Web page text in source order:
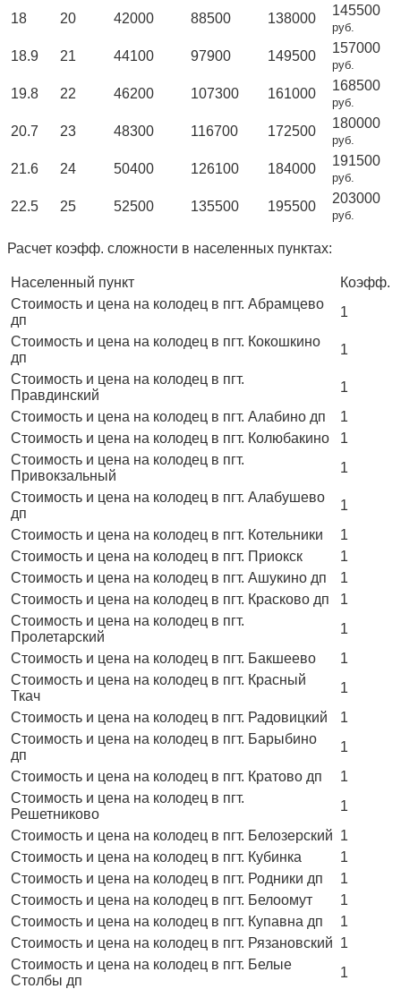
18 20 42000 88500 138000
145500
руб.
18.9 21 44100 97900 149500
157000
руб.
19.8 22 46200 107300 161000
168500
руб.
20.7 23 48300 116700 172500
180000
руб.
21.6 24 50400 126100 184000
191500
руб.
22.5 25 52500 135500 195500
203000
руб.
Расчет коэфф. сложности в населенных пунктах:
Населенный пункт
Коэфф.
Стоимость и цена на колодец в пгт. Абрамцево
дп
1
Стоимость и цена на колодец в пгт. Кокошкино
дп
1
Стоимость и цена на колодец в пгт.
Правдинский
1
Стоимость и цена на колодец в пгт. Алабино дп
1
Стоимость и цена на колодец в пгт. Колюбакино
1
Стоимость и цена на колодец в пгт.
Привокзальный
1
Стоимость и цена на колодец в пгт. Алабушево
дп
1
Стоимость и цена на колодец в пгт. Котельники
1
Стоимость и цена на колодец в пгт. Приокск
1
Стоимость и цена на колодец в пгт. Ашукино дп
1
Стоимость и цена на колодец в пгт. Красково дп
1
Стоимость и цена на колодец в пгт.
Пролетарский
1
Стоимость и цена на колодец в пгт. Бакшеево
1
Стоимость и цена на колодец в пгт. Красный
Ткач
1
Стоимость и цена на колодец в пгт. Радовицкий
1
Стоимость и цена на колодец в пгт. Барыбино
дп
1
Стоимость и цена на колодец в пгт. Кратово дп
1
Стоимость и цена на колодец в пгт.
Решетниково
1
Стоимость и цена на колодец в пгт. Белозерский 1
Стоимость и цена на колодец в пгт. Кубинка
1
Стоимость и цена на колодец в пгт. Родники дп
1
Стоимость и цена на колодец в пгт. Белоомут
1
Стоимость и цена на колодец в пгт. Купавна дп
1
Стоимость и цена на колодец в пгт. Рязановский 1
Стоимость и цена на колодец в пгт. Белые
Столбы дп
1